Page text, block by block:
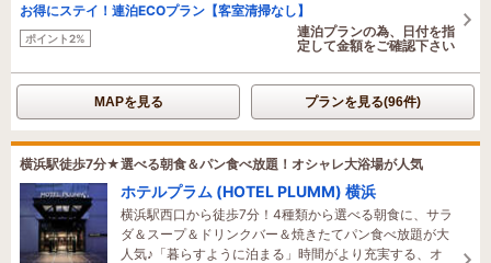
お得にステイ！連泊ECOプラン【客室清掃なし】
ポイント2%
連泊プランの為、日付を指
定して金額をご確認下さい
MAPを見る プランを見る(96件)
横浜駅徒歩7分★選べる朝食＆パン食べ放題！オシャレ大浴場が人気
ホテルプラム (HOTEL PLUMM) 横浜
横浜駅西口から徒歩7分！4種類から選べる朝食に、サラ
ダ＆スープ＆ドリンクバー＆焼きたてパン食べ放題が大
人気♪「暮らすように泊まる」時間がより充実する、オ